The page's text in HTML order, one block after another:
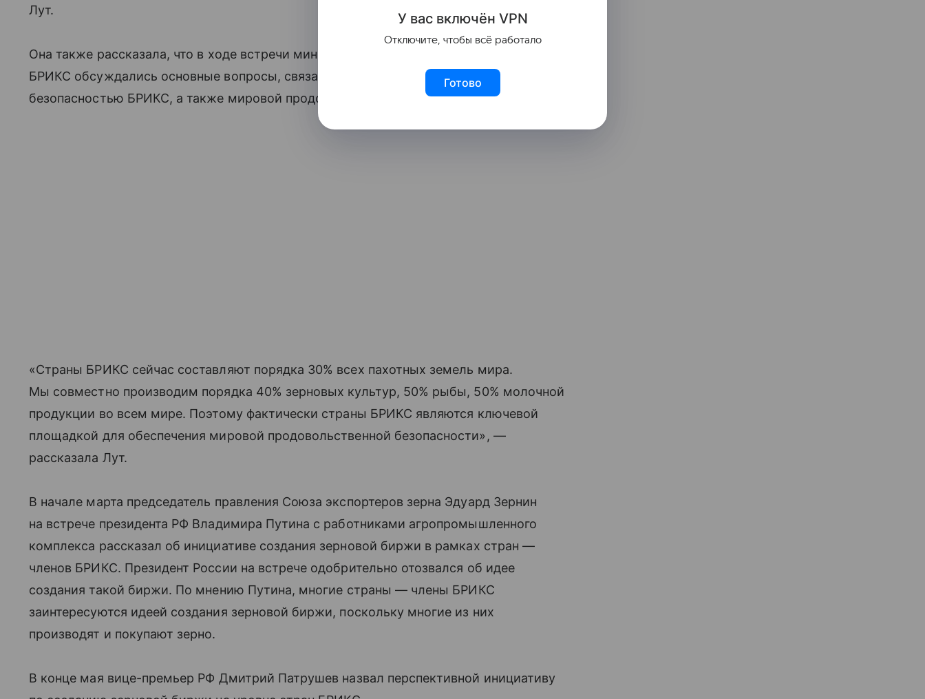
Лут.
Она также рассказала, что в ходе встречи министров сельского хозяйства стран
БРИКС обсуждались основные вопросы, связанные с продовольственной
безопасностью БРИКС, а также мировой продовольственной безопасностью.
«Страны БРИКС сейчас составляют порядка 30% всех пахотных земель мира.
Мы совместно производим порядка 40% зерновых культур, 50% рыбы, 50% молочной
продукции во всем мире. Поэтому фактически страны БРИКС являются ключевой
площадкой для обеспечения мировой продовольственной безопасности», —
рассказала Лут.
В начале марта председатель правления Союза экспортеров зерна Эдуард Зернин
на встрече президента РФ Владимира Путина с работниками агропромышленного
комплекса рассказал об инициативе создания зерновой биржи в рамках стран —
членов БРИКС. Президент России на встрече одобрительно отозвался об идее
создания такой биржи. По мнению Путина, многие страны — члены БРИКС
заинтересуются идеей создания зерновой биржи, поскольку многие из них
производят и покупают зерно.
В конце мая вице-премьер РФ Дмитрий Патрушев назвал перспективной инициативу
У вас включён VPN
Отключите, чтобы всё работало
Готово